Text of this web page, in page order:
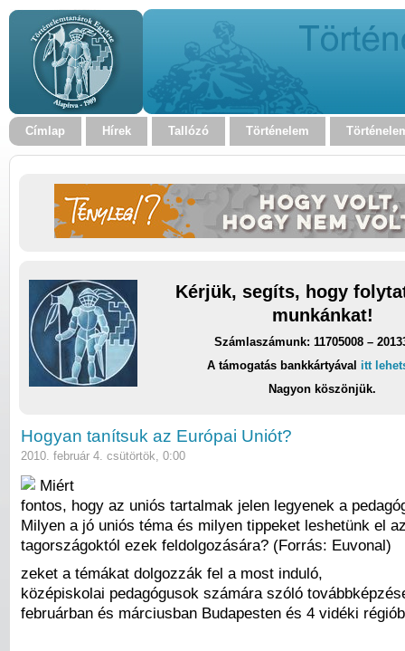
Címlap Hírek Tallózó Történelem
Kérjük, segíts, hogy
munkánkat!
Számlaszámunk: 11705008 –
A támogatás bankkártyával itt
Nagyon köszönjük.
Hogyan tanítsuk az Európai Uniót?
2010. február 4. csütörtök, 0:00
Miért
fontos, hogy az uniós tartalmak jelen legyenek a
Milyen a jó uniós téma és milyen tippeket leshetünk el
tagországoktól ezek feldolgozására? (Forrás: Euvonal)
zeket a témákat dolgozzák fel a most induló,
középiskolai pedagógusok számára szóló
februárban és márciusban Budapesten és 4 vidéki